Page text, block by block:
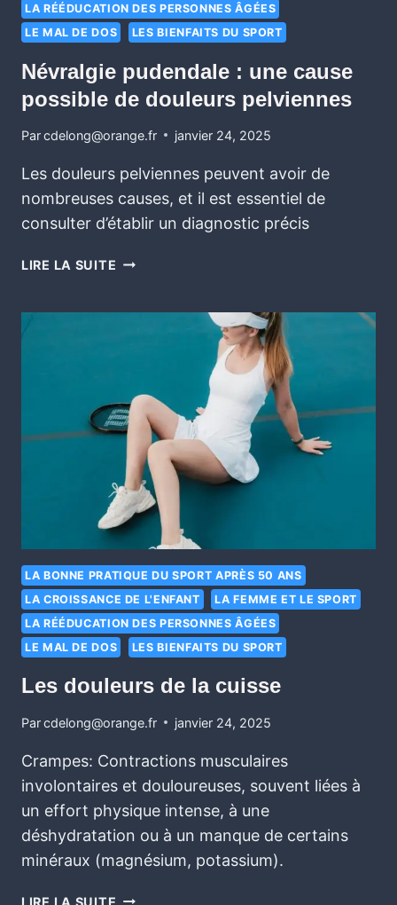
LA RÉÉDUCATION DES PERSONNES ÂGÉES
LE MAL DE DOS
LES BIENFAITS DU SPORT
Névralgie pudendale : une cause
possible de douleurs pelviennes
Parcdelong@orange.fr janvier 24, 2025
Les douleurs pelviennes peuvent avoir de
nombreuses causes, et il est essentiel de
consulter d’établir un diagnostic précis
LIRE LA SUITE
LA BONNE PRATIQUE DU SPORT APRÈS 50 ANS
LA CROISSANCE DE L'ENFANT
LA FEMME ET LE SPORT
LA RÉÉDUCATION DES PERSONNES ÂGÉES
LE MAL DE DOS
LES BIENFAITS DU SPORT
Les douleurs de la cuisse
Parcdelong@orange.fr janvier 24, 2025
Crampes: Contractions musculaires
involontaires et douloureuses, souvent liées à
un effort physique intense, à une
déshydratation ou à un manque de certains
minéraux (magnésium, potassium).
LIRE LA SUITE